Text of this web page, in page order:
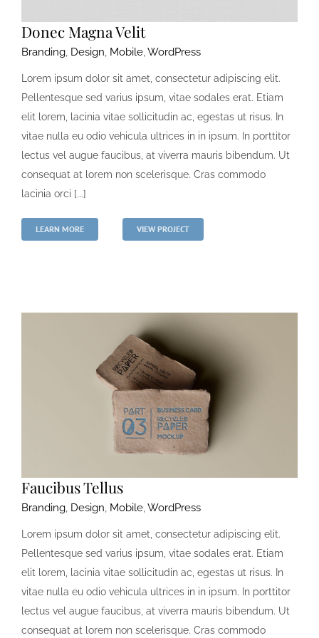
Donec Magna Velit
Branding, Design, Mobile,WordPress
Lorem ipsum dolor sit amet, consectetur adipiscing elit.
Pellentesque sed varius ipsum, vitae sodales erat. Etiam
elit lorem, lacinia vitae sollicitudin ac, egestas ut risus. In
vitae nulla eu odio vehicula ultrices in in ipsum. In porttitor
lectus vel augue faucibus, at viverra mauris bibendum. Ut
consequat at lorem non scelerisque. Cras commodo
lacinia orci [...]
LEARN MORE VIEW PROJECT
Faucibus Tellus
Branding, Design, Mobile,WordPress
Lorem ipsum dolor sit amet, consectetur adipiscing elit.
Pellentesque sed varius ipsum, vitae sodales erat. Etiam
elit lorem, lacinia vitae sollicitudin ac, egestas ut risus. In
vitae nulla eu odio vehicula ultrices in in ipsum. In porttitor
lectus vel augue faucibus, at viverra mauris bibendum. Ut
consequat at lorem non scelerisque. Cras commodo